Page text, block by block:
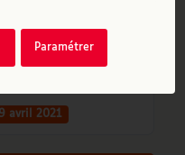
Paramétrer
avril 2021